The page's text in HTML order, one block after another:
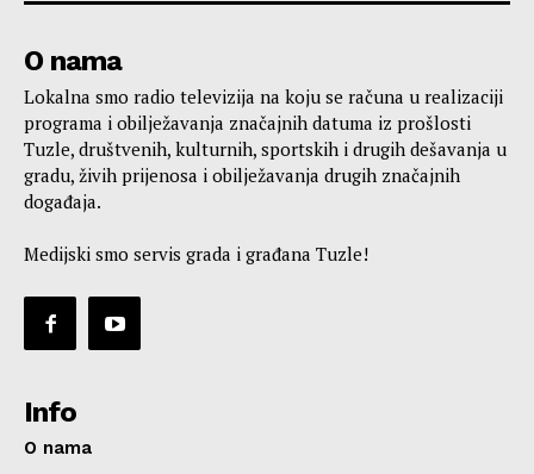
O nama
Lokalna smo radio televizija na koju se računa u realizaciji
programa i obilježavanja značajnih datuma iz prošlosti
Tuzle, društvenih, kulturnih, sportskih i drugih dešavanja u
gradu, živih prijenosa i obilježavanja drugih značajnih
događaja.
Medijski smo servis grada i građana Tuzle!
Info
O nama